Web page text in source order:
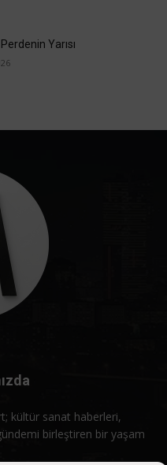
Yarısı
kültür sanat haberleri,
birleştiren bir yaşam